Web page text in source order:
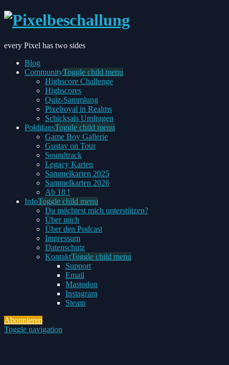
every Pixel has two sides
Blog
CommunityToggle child menu
Highscore Challenge
Highscores
Quiz-Sammlung
Pixelroyal in Realms
Schicksals Umfragen
PoldifansToggle child menu
Game Boy Gallerie
Gustav on Tour
Soundtrack
Legacy Karten
Sammelkarten 2025
Sammelkarten 2026
Ab 18 !
InfoToggle child menu
Du möchtest mich unterstützen?
Über mich
Über den Podcast
Impressum
Datenschutz
KontaktToggle child menu
Support
Email
Mastodon
Instagram
Steam
Abonnieren
Toggle navigation